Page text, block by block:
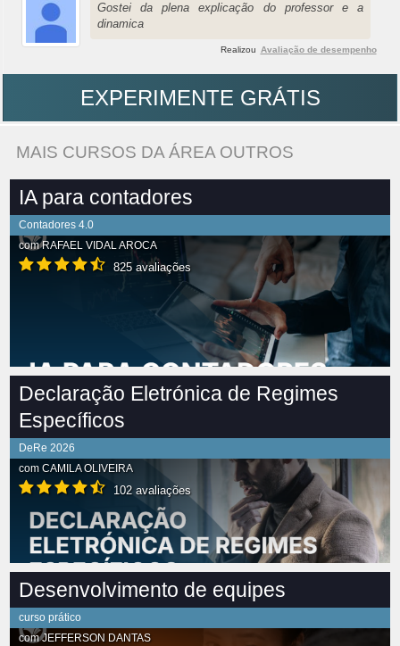
Gostei da plena explicação do professor e a
dinamica
Realizou Avaliação de desempenho
EXPERIMENTE GRÁTIS
MAIS CURSOS DA ÁREA OUTROS
IA para contadores
Contadores 4.0
comRAFAEL VIDAL AROCA
825 avaliações
Declaração Eletrónica de Regimes
Específicos
DeRe 2026
com CAMILA OLIVEIRA
102 avaliações
Desenvolvimento de equipes
curso prático
comJEFFERSON DANTAS